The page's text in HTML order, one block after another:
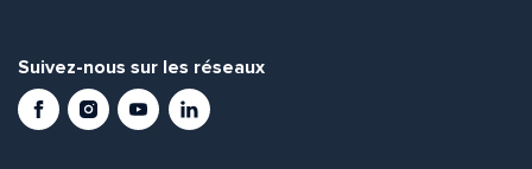
Suivez-nous sur les réseaux
FacebookInstagramYoutubeLinkedIn